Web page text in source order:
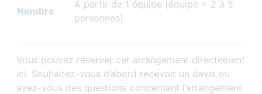
Nombre
À partir de 1 équipe (équipe = 2 à 5
personnes)
Vous pouvez réserver cet arrangement directement
ici. Souhaitez-vous d’abord recevoir un devis ou
avez-vous des questions concernant l’arrangement